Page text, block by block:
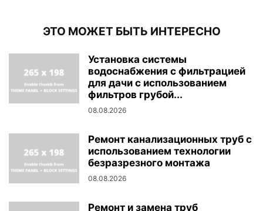
ЭТО МОЖЕТ БЫТЬ ИНТЕРЕСНО
Установка системы
водоснабжения с фильтрацией
для дачи с использованием
фильтров грубой...
08.08.2026
Ремонт канализационных труб с
использованием технологии
безразрезного монтажа
08.08.2026
Ремонт и замена труб